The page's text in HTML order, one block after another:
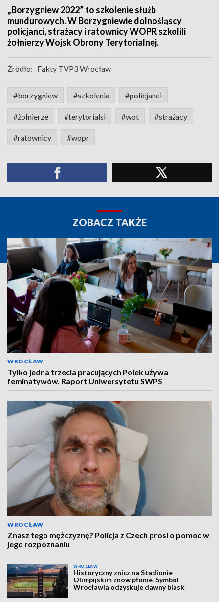
„Borzygniew 2022” to szkolenie służb
mundurowych. W Borzygniewie dolnośląscy
policjanci, strażacy i ratownicy WOPR szkolili
żołnierzy Wojsk Obrony Terytorialnej.
Źródło: Fakty TVP3 Wrocław
#borzygniew #szkolenia #policjanci
#żołnierze #terytorialsi #wot #strażacy
#ratownicy #wopr
ZOBACZ TAKŻE
WROCŁAW
Tylko jedna trzecia pracujących Polek używa
feminatywów. Raport Uniwersytetu SWPS
WROCŁAW
Znasz tego mężczyznę? Policja z Czech prosi o pomoc w
jego rozpoznaniu
WROCŁAW
Historyczny znicz na Stadionie
Olimpijskim znów płonie. Symbol
Wrocławia odzyskuje dawny blask